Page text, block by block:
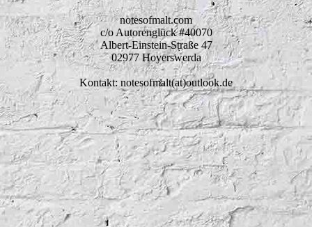
notesofmalt.com
c/o Autorenglück #40070
Albert-Einstein-Straße 47
02977 Hoyerswerda
Kontakt: notesofmalt(at)outlook.de